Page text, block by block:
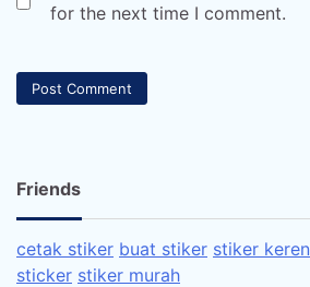
for the next time I comment.
Friends
cetak stiker buat stiker stiker keren
sticker stiker murah